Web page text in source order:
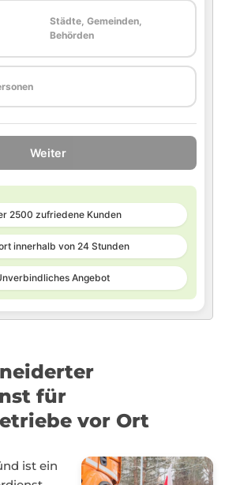
Städte, Gemeinden,
Behörden
Weiter
2500 zufriedene Kunden
innerhalb von 24 Stunden
Angebot
für
vor Ort
ist ein